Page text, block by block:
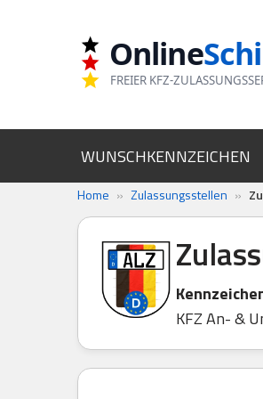
Online
FREIER KFZ-
WUNSCHKENNZEICHEN
Home » Zulassungsstellen »
KFZ An- &